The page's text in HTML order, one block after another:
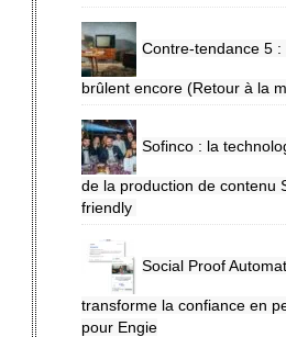
Contre-tendance 5 :
brûlent encore (Retour à la
Sofinco : la
de la production de contenu
friendly
Social Proof
transforme la confiance en
pour Engie